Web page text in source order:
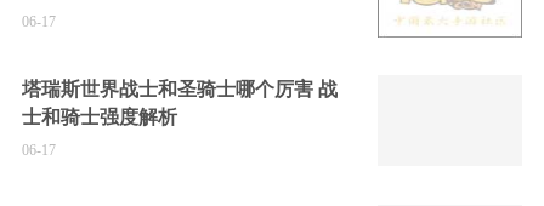
06-17
塔瑞斯世界战士和圣骑士哪个厉害 战
士和骑士强度解析
06-17